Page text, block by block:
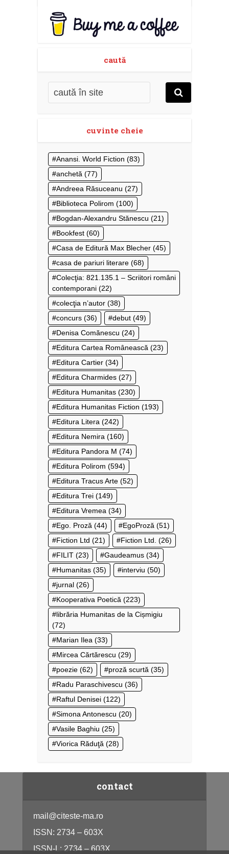
caută
cuvinte cheie
Anansi. World Fiction (83)
anchetă (77)
Andreea Răsuceanu (27)
Biblioteca Polirom (100)
Bogdan-Alexandru Stănescu (21)
Bookfest (60)
Casa de Editură Max Blecher (45)
casa de pariuri literare (68)
Colecţia: 821.135.1 – Scriitori români
contemporani (22)
colecţia n’autor (38)
concurs (36) debut (49)
Denisa Comănescu (24)
Editura Cartea Românească (23)
Editura Cartier (34)
Editura Charmides (27)
Editura Humanitas (230)
Editura Humanitas Fiction (193)
Editura Litera (242)
Editura Nemira (160)
Editura Pandora M (74)
Editura Polirom (594)
Editura Tracus Arte (52)
Editura Trei (149)
Editura Vremea (34)
Ego. Proză (44) EgoProză (51)
Fiction Ltd (21) Fiction Ltd. (26)
FILIT (23) Gaudeamus (34)
Humanitas (35) interviu (50)
jurnal (26)
Kooperativa Poetică (223)
librăria Humanitas de la Cișmigiu
(72)
Marian Ilea (33)
Mircea Cărtărescu (29)
poezie (62) proză scurtă (35)
Radu Paraschivescu (36)
Raftul Denisei (122)
Simona Antonescu (20)
Vasile Baghiu (25)
Viorica Răduţă (28)
contact
mail@citeste-ma.ro
ISSN: 2734 – 603X
ISSN-L: 2734 – 603X